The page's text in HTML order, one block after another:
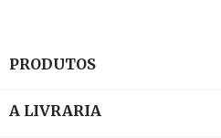
PRODUTOS
A LIVRARIA